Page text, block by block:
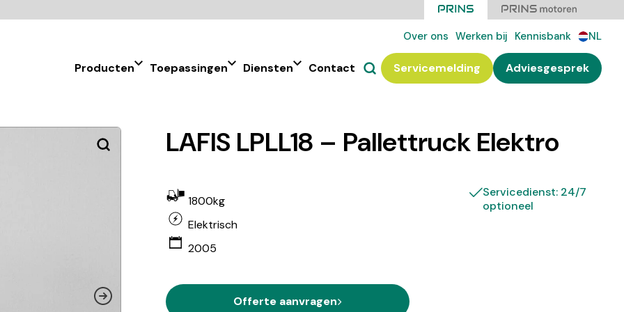
Over ons Werken bij Kennisbank NL
Producten Toepassingen Diensten Contact Servicemelding Adviesgesprek
LAFIS LPLL18 – Pallettruck Elektro
1800kg
Elektrisch
2005
Offerte aanvragen
Servicedienst: 24/7
optioneel